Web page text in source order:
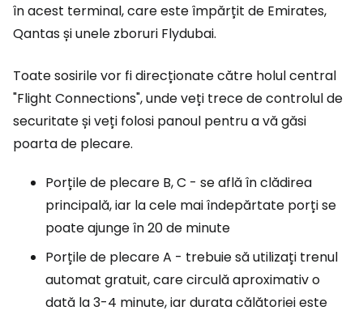
în acest terminal, care este împărțit de Emirates,
Qantas și unele zboruri Flydubai.
Toate sosirile vor fi direcționate către holul central
"Flight Connections", unde veți trece de controlul de
securitate și veți folosi panoul pentru a vă găsi
poarta de plecare.
Porțile de plecare B, C - se află în clădirea
principală, iar la cele mai îndepărtate porți se
poate ajunge în 20 de minute
Porțile de plecare A - trebuie să utilizați trenul
automat gratuit, care circulă aproximativ o
dată la 3-4 minute, iar durata călătoriei este